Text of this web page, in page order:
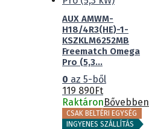
AUX AMWM-
H18/4R3(HE)-1-
KSZKLM6252MB
Freematch Omega
Pro (5,3...
0 az 5-ből
119 890Ft
RaktáronBővebben
CSAK BELTÉRI EGYSÉG
INGYENES SZÁLLÍTÁS